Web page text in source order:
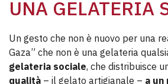
UNA GELATERIA
Un gesto che non è nuovo per una
Gaza” che non è una gelateria
gelateria sociale, che distribuisce
qualità – il gelato artigianale – a un